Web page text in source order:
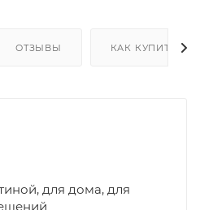
ОТЗЫВЫ КАК КУПИТЬ
для дома, для